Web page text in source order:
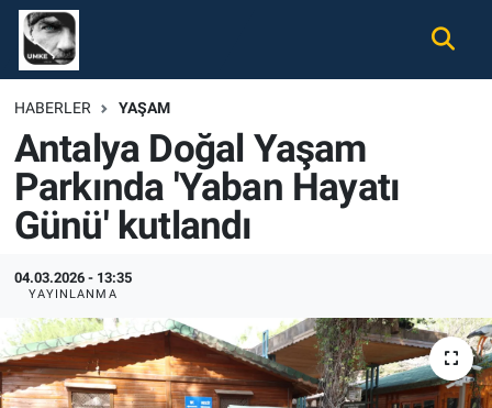
HABERLER YAŞAM
Antalya Doğal Yaşam
Parkında 'Yaban Hayatı
Günü' kutlandı
04.03.2026 - 13:35
YAYINLANMA
Gündem
Ekonomi
Spor
İletişim
Nöbetçi Eczaneler
Hava Durumu
Namaz Vakitleri
Tüm Manşetler